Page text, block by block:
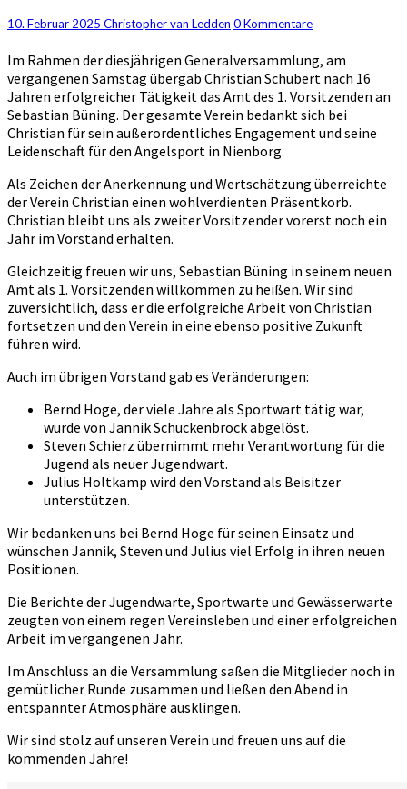
16
herausragende
Arbeit
als
1.
Vorsitzender
des
Nienborg!
10. Februar 2025 Christopher van Ledden Kommentare
0 Kommentare
Im Rahmen der diesjährigen Generalversammlung, am
vergangenen Samstag übergab Christian Schubert nach 16
Jahren erfolgreicher Tätigkeit das Amt des 1. Vorsitzenden an
Sebastian Büning. Der gesamte Verein bedankt sich bei
Christian für sein außerordentliches Engagement und seine
Leidenschaft für den Angelsport in Nienborg.
Als Zeichen der Anerkennung und Wertschätzung überreichte
der Verein Christian einen wohlverdienten Präsentkorb.
Christian bleibt uns als zweiter Vorsitzender vorerst noch ein
Jahr im Vorstand erhalten.
Gleichzeitig freuen wir uns, Sebastian Büning in seinem neuen
Amt als 1. Vorsitzenden willkommen zu heißen. Wir sind
zuversichtlich, dass er die erfolgreiche Arbeit von Christian
fortsetzen und den Verein in eine ebenso positive Zukunft
führen wird.
Auch im übrigen Vorstand gab es Veränderungen:
Bernd Hoge, der viele Jahre als Sportwart tätig war,
wurde von Jannik Schuckenbrock abgelöst.
Steven Schierz übernimmt mehr Verantwortung für die
Jugend als neuer Jugendwart.
Julius Holtkamp wird den Vorstand als Beisitzer
unterstützen.
Wir bedanken uns bei Bernd Hoge für seinen Einsatz und
wünschen Jannik, Steven und Julius viel Erfolg in ihren neuen
Positionen.
Die Berichte der Jugendwarte, Sportwarte und Gewässerwarte
zeugten von einem regen Vereinsleben und einer erfolgreichen
Arbeit im vergangenen Jahr.
Im Anschluss an die Versammlung saßen die Mitglieder noch in
gemütlicher Runde zusammen und ließen den Abend in
entspannter Atmosphäre ausklingen.
Wir sind stolz auf unseren Verein und freuen uns auf die
kommenden Jahre!